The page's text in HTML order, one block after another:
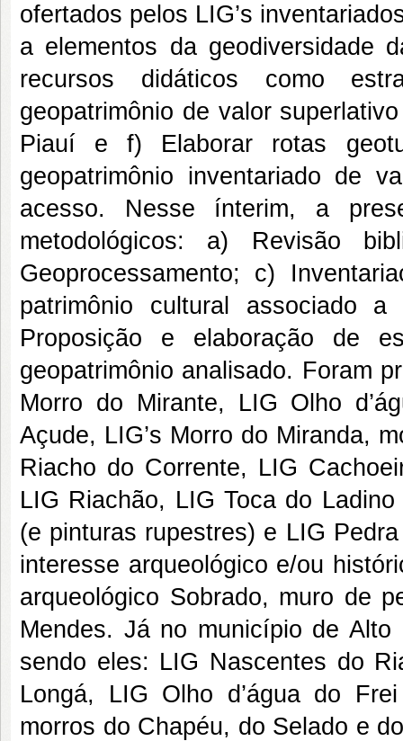
ofertados pelos LIG’s
a elementos da geodiversidade
recursos didáticos como
geopatrimônio de valor
Piauí e f) Elaborar rotas
geopatrimônio inventariado de
acesso. Nesse ínterim, a
metodológicos: a) Revisão
Geoprocessamento; c)
patrimônio cultural associado
Proposição e elaboração de
geopatrimônio analisado. Foram
Morro do Mirante, LIG Olho
Açude, LIG’s Morro do Miranda,
Riacho do Corrente, LIG
LIG Riachão, LIG Toca do
(e pinturas rupestres) e LIG
interesse arqueológico e/ou
arqueológico Sobrado, muro de
Mendes. Já no município de Alto
sendo eles: LIG Nascentes do
Longá, LIG Olho d’água do
morros do Chapéu, do Selado e